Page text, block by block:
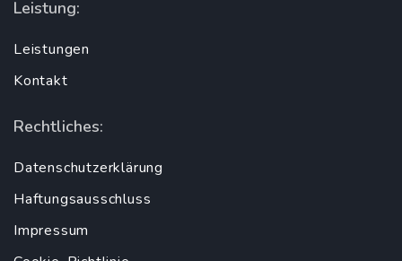
Leistung:
Leistungen
Kontakt
Rechtliches:
Datenschutzerklärung
Haftungsausschluss
Impressum